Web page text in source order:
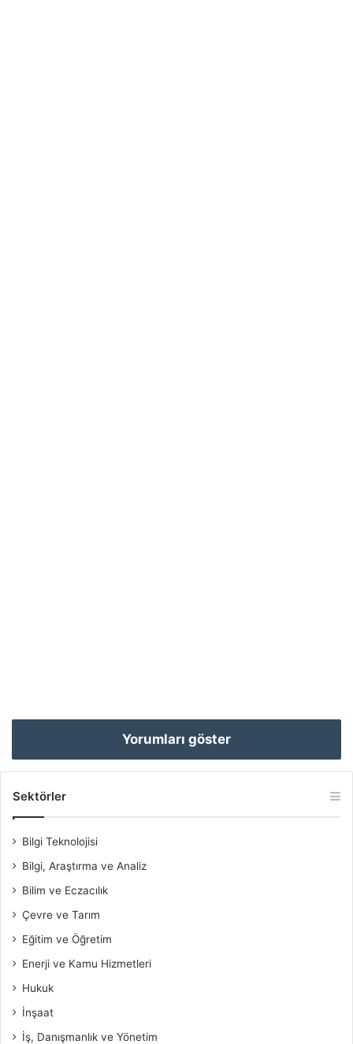
Yorumları göster
Sektörler
Bilgi Teknolojisi
Bilgi, Araştırma ve Analiz
Bilim ve Eczacılık
Çevre ve Tarım
Eğitim ve Öğretim
Enerji ve Kamu Hizmetleri
Hukuk
İnşaat
İş, Danışmanlık ve Yönetim